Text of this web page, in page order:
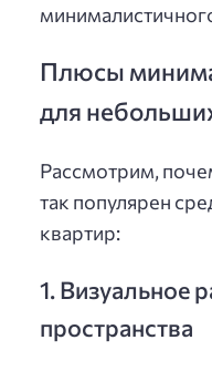
Плюсы
для
Рассмотрим,
так популярен
квартир:
1. Визуальное
пространства